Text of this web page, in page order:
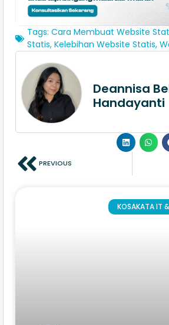
Tags: Cara Membuat Website
Statis, Kelebihan Website Statis,
Deannisa
Handayanti
PREVIOUS
KOSAKATA IT